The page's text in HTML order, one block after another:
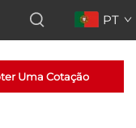
PT
Uma Cotação